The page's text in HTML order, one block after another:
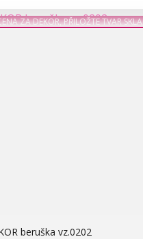
ZA DEKOR, PŘILOŽTE TVAR SKLA
beruška vz.0202